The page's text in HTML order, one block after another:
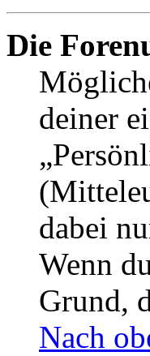
Die
deiner
dabei
Wenn
Grund,
Nach